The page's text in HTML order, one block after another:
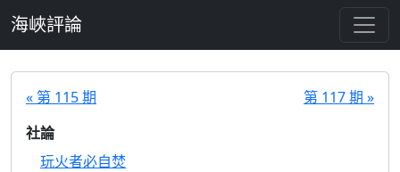
海峽評論
« 第 115 期
第 117 期 »
社論
玩火者必自焚